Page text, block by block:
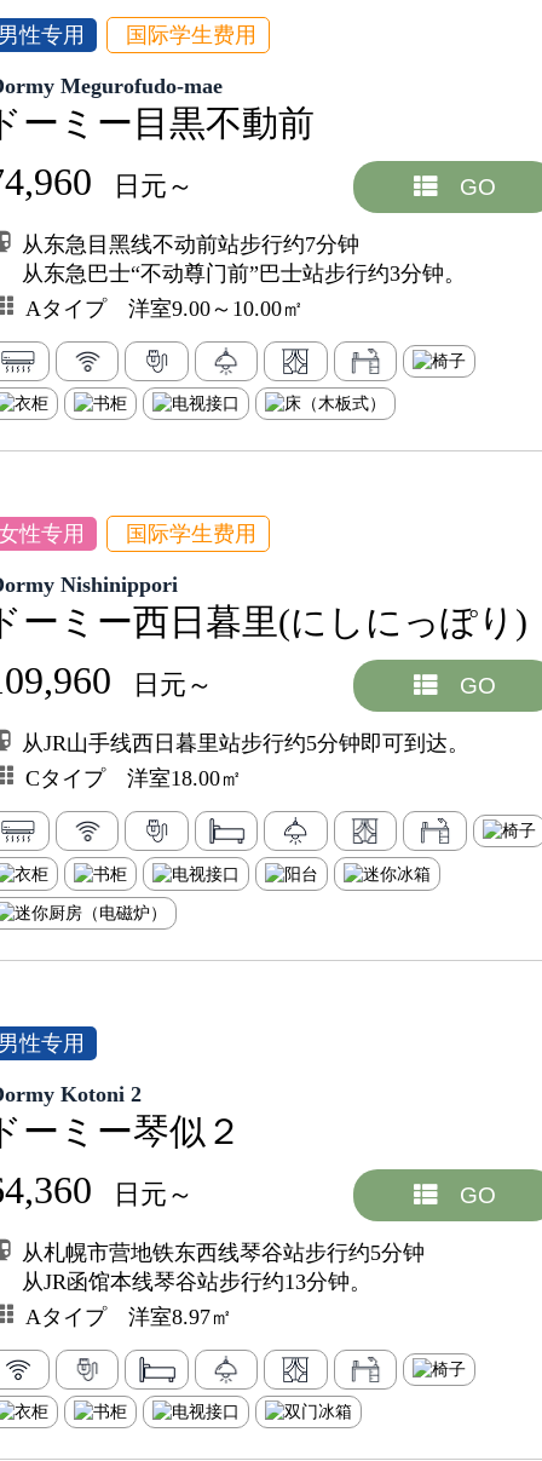
性专用 国际学生费用
Megurofudo-mae
ーミー目黒不動前
日元～ GO
从东急目黑线不动前站步行约7分钟
从东急巴士“不动尊门前”巴士站步行约3分钟。
Aタイプ 洋室9.00～10.00㎡
性专用 国际学生费用
Nishinippori
ーミー西日暮里(にしにっぽり)
日元～ GO
从JR山手线西日暮里站步行约5分钟即可到达。
Cタイプ 洋室18.00㎡
性专用
Kotoni 2
ーミー琴似２
日元～ GO
从札幌市营地铁东西线琴谷站步行约5分钟
从JR函馆本线琴谷站步行约13分钟。
Aタイプ 洋室8.97㎡